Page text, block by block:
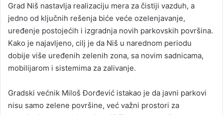
Grad Niš nastavlja realizaciju mera za čistiji vazduh, a
jedno od ključnih rešenja biće veće ozelenjavanje,
uređenje postojećih i izgradnja novih parkovskih površina.
Kako je najavljeno, cilj je da Niš u narednom periodu
dobije više uređenih zelenih zona, sa novim sadnicama,
mobilijarom i sistemima za zalivanje.
Gradski većnik Miloš Đorđević istakao je da javni parkovi
nisu samo zelene površine, već važni prostori za